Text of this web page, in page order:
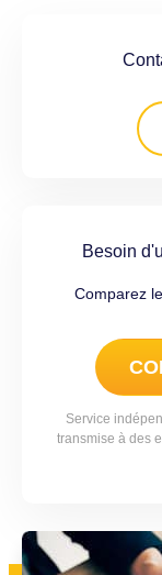
Besoin
Comparez
Service
transmise à des